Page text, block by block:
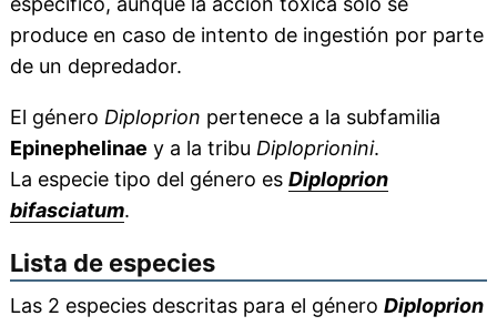
produce en caso de intento de ingestión por parte
de un depredador.
El género Diploprion pertenece a la subfamilia
Epinephelinae y a la tribu Diploprionini.
La especie tipo del género es Diploprion
bifasciatum.
Lista de especies
Las 2 especies descritas para el género Diploprion